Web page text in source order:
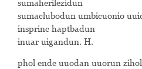
sumaherilezidun
sumaclubodun umbicuonio
insprinc haptbadun
inuar uigandun. H.
phol ende uuodan uuorun